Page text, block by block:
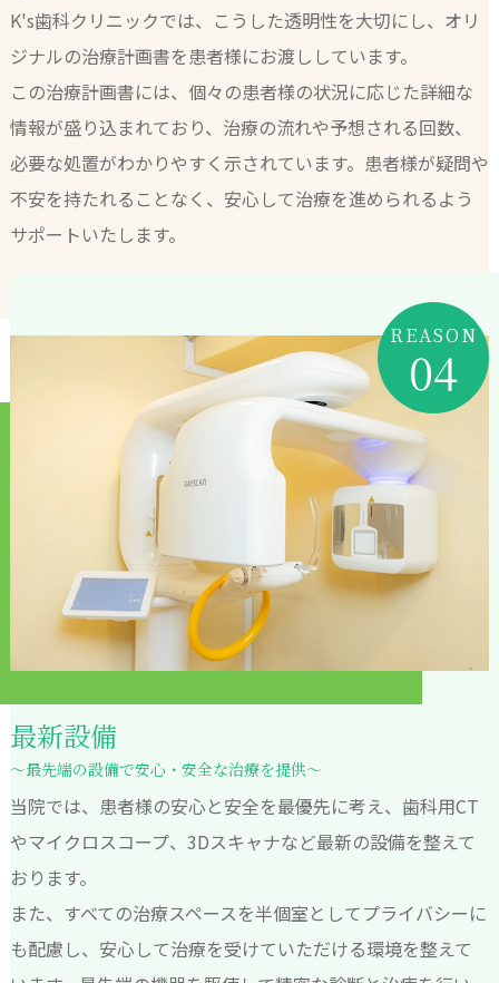
K's歯科クリニックでは、こうした透明性を大切にし、オリ
ジナルの治療計画書を患者様にお渡ししています。
この治療計画書には、個々の患者様の状況に応じた詳細な
情報が盛り込まれており、治療の流れや予想される回数、
必要な処置がわかりやすく示されています。患者様が疑問や
不安を持たれることなく、安心して治療を進められるよう
サポートいたします。
REASON
04
最新設備
～最先端の設備で安心・安全な治療を提供～
当院では、患者様の安心と安全を最優先に考え、歯科用CT
やマイクロスコープ、3Dスキャナなど最新の設備を整えて
おります。
また、すべての治療スペースを半個室としてプライバシーに
も配慮し、安心して治療を受けていただける環境を整えて